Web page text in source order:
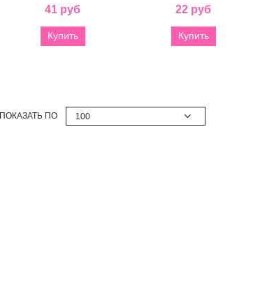
41 руб
Купить
22 руб
Купить
ПОКАЗАТЬ ПО 100